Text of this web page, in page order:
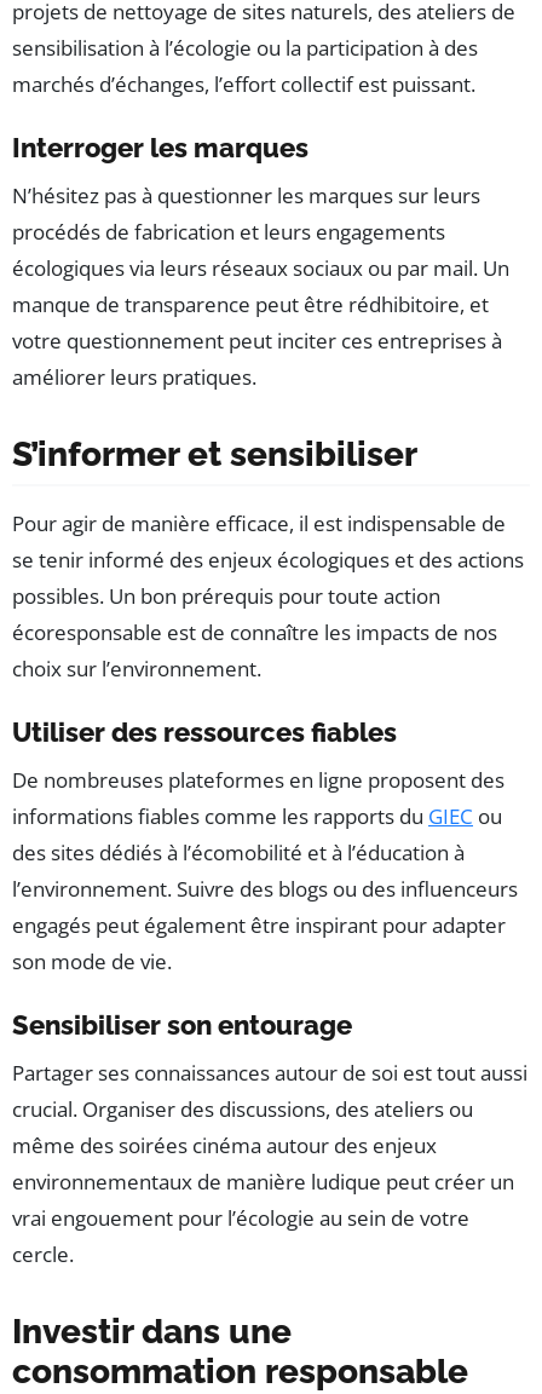
projets de nettoyage de sites naturels, des ateliers de
sensibilisation à l’écologie ou la participation à des
marchés d’échanges, l’effort collectif est puissant.
Interroger les marques
N’hésitez pas à questionner les marques sur leurs
procédés de fabrication et leurs engagements
écologiques via leurs réseaux sociaux ou par mail. Un
manque de transparence peut être rédhibitoire, et
votre questionnement peut inciter ces entreprises à
améliorer leurs pratiques.
S’informer et sensibiliser
Pour agir de manière efficace, il est indispensable de
se tenir informé des enjeux écologiques et des actions
possibles. Un bon prérequis pour toute action
écoresponsable est de connaître les impacts de nos
choix sur l’environnement.
Utiliser des ressources fiables
De nombreuses plateformes en ligne proposent des
informations fiables comme les rapports du GIEC ou
des sites dédiés à l’écomobilité et à l’éducation à
l’environnement. Suivre des blogs ou des influenceurs
engagés peut également être inspirant pour adapter
son mode de vie.
Sensibiliser son entourage
Partager ses connaissances autour de soi est tout aussi
crucial. Organiser des discussions, des ateliers ou
même des soirées cinéma autour des enjeux
environnementaux de manière ludique peut créer un
vrai engouement pour l’écologie au sein de votre
cercle.
Investir dans une
consommation responsable